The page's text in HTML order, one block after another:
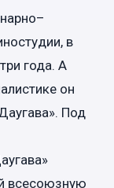
в
года. А
он
Под
всесоюзную